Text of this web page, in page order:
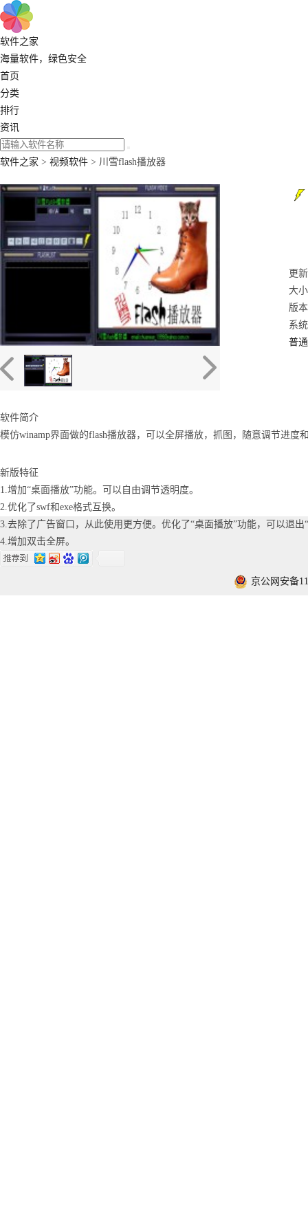
软件之家
海量软件，绿色安全
首页
分类
排行
资讯
软件之家 > 视频软件 > 川雪flash播放器
更
大
版
系
普
软件简介
模仿winamp界面做的flash播放器，可以全屏播放，抓图，随意调节进度
新版特征
1.增加“桌面播放”功能。可以自由调节透明度。
2.优化了swf和exe格式互换。
3.去除了广告窗口，从此使用更方便。优化了“桌面播放”功能，可以退出
4.增加双击全屏。
京公网安备